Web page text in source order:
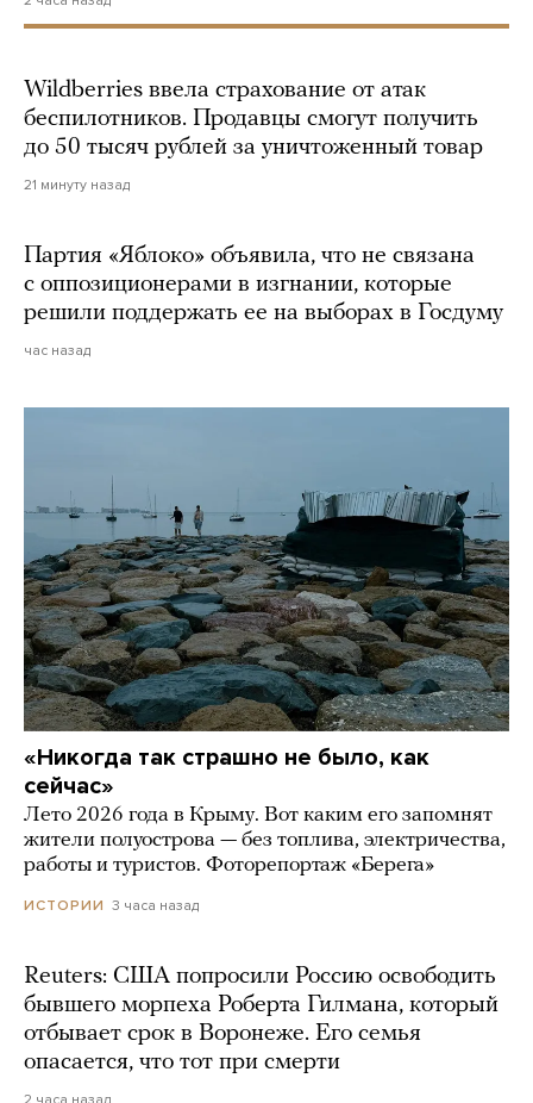
Wildberries ввела страхование от атак
беспилотников. Продавцы смогут получить
до 50 тысяч рублей за уничтоженный товар
21 минуту назад
Партия «Яблоко» объявила, что не связана
с оппозиционерами в изгнании, которые
решили поддержать ее на выборах в Госдуму
час назад
«Никогда так страшно не было, как
сейчас»
Лето 2026 года в Крыму. Вот каким его запомнят
жители полуострова — без топлива, электричества,
работы и туристов. Фоторепортаж «Берега»
ИСТОРИИ 3 часа назад
Reuters: США попросили Россию освободить
бывшего морпеха Роберта Гилмана, который
отбывает срок в Воронеже. Его семья
опасается, что тот при смерти
2 часа назад